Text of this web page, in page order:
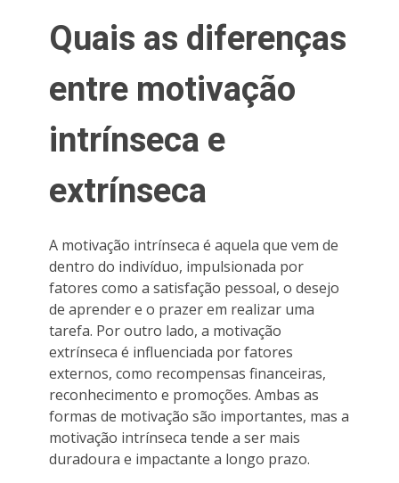
Quais as diferenças
entre motivação
intrínseca e
extrínseca
A motivação intrínseca é aquela que vem de
dentro do indivíduo, impulsionada por
fatores como a satisfação pessoal, o desejo
de aprender e o prazer em realizar uma
tarefa. Por outro lado, a motivação
extrínseca é influenciada por fatores
externos, como recompensas financeiras,
reconhecimento e promoções. Ambas as
formas de motivação são importantes, mas a
motivação intrínseca tende a ser mais
duradoura e impactante a longo prazo.